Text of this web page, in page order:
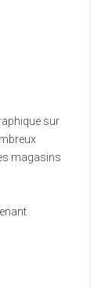
sur
magasins